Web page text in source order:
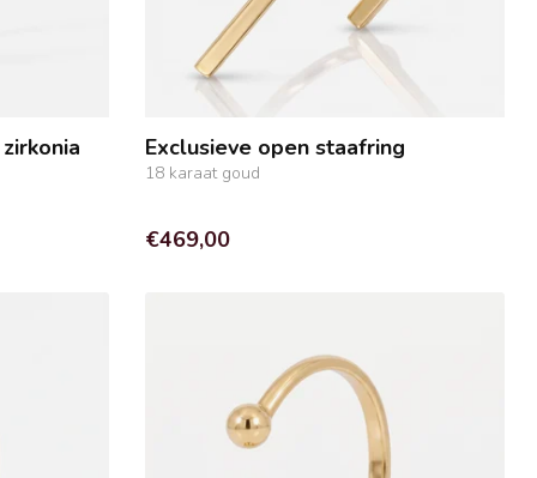
Exclusieve open staafring
18 karaat goud
€469,00